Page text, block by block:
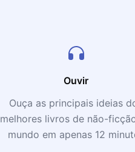
Ouvir
Ouça as principais ideias
melhores livros de não-
mundo em apenas 12